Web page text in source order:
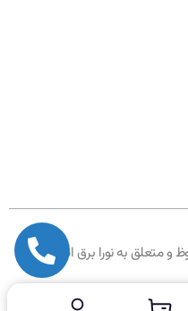
متعلق به نورا برق است